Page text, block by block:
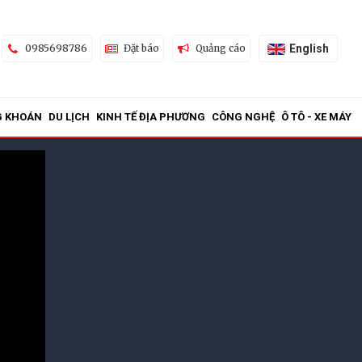
0985698786 Đặt báo Quảng cáo English
KHOÁN DU LỊCH KINH TẾ ĐỊA PHƯƠNG CÔNG NGHỆ Ô TÔ - XE MÁY